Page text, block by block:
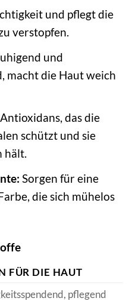
und pflegt die
verstopfen.
und
macht die Haut weich
das die
schützt und sie
hält.
Sorgen für eine
die sich mühelos
FÜR DIE HAUT
pflegend